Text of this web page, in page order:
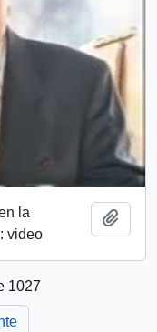
la
video
1027